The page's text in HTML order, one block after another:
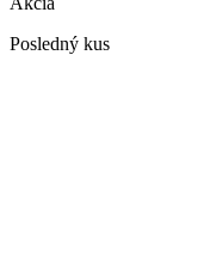
Posledný kus